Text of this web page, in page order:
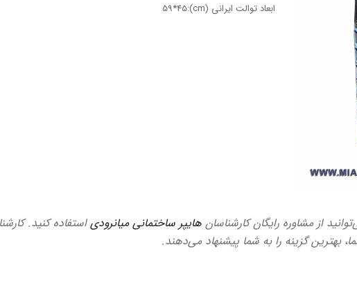
ابعاد توالت ایرانی (cm):59*45
از مشاوره رایگان کارشناسان هایپر ساختمانی میانرودیاستفاده کنید.
بهترین گزینه را به شما پیشنهاد می‌دهند.